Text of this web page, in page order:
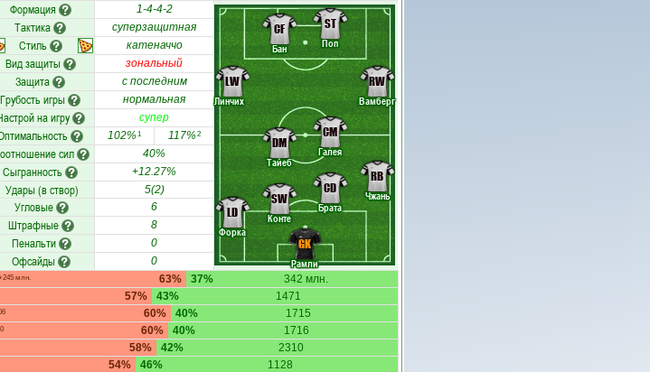
Формация 1-4-4-2
Рамли
Форка
Конте
Брата
Чжань
Линчих
Тайеб
Галея
Вамберг
Поп
Бан
GK
LD
SW
CD
RB
LW
DM
CM
RW
ST
CF
Тактика
суперзащитная
Стиль
катеначчо
Вид защиты
зональный
Защита
с последним
Грубость игры
нормальная
на игру
супер
102%1 117%2
сил
40%
Сыгранность
+12.27%
Удары (в створ)
5(2)
Угловые
6
Штрафные
8
Пенальти
0
Офсайды
0
млн. 63% 342 млн.
37%
57% 1471
43%
60% 1715
40%
60% 1716
40%
58% 2310
42%
54% 1128
46%